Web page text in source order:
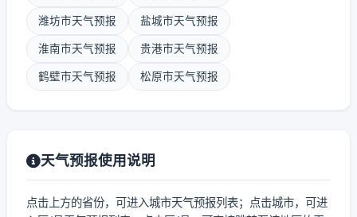
潍坊市天气预报 盐城市天气预报
淮南市天气预报 贵港市天气预报
鹤壁市天气预报 松原市天气预报
天气预报使用说明
点击上方的省份，可进入城市天气预报列表；点击城市，可进